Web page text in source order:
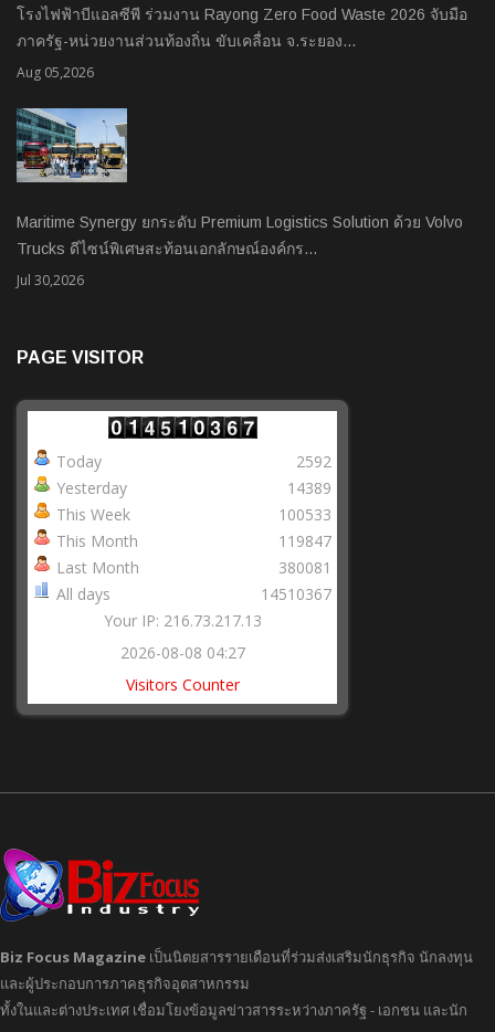
โรงไฟฟ้าบีแอลซีพี ร่วมงาน Rayong Zero Food Waste 2026 จับมือ
ภาครัฐ-หน่วยงานส่วนท้องถิ่น ขับเคลื่อน จ.ระยอง…
Aug 05,2026
Maritime Synergy ยกระดับ Premium Logistics Solution ด้วย Volvo
Trucks ดีไซน์พิเศษสะท้อนเอกลักษณ์องค์กร…
Jul 30,2026
PAGE VISITOR
Today
Yesterday
This Week
This Month
Last Month
All days
2592
14389
100533
119847
380081
14510367
Your IP: 216.73.217.13
2026-08-08 04:27
Visitors Counter
Biz Focus Magazine เป็นนิตยสารรายเดือนที่ร่วมส่งเสริมนักธุรกิจ นักลงทุน
และผู้ประกอบการภาคธุรกิจอุตสาหกรรม
ทั้งในและต่างประเทศ เชื่อมโยงข้อมูลข่าวสารระหว่างภาครัฐ - เอกชน และนัก